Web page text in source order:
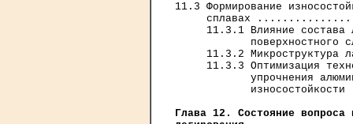
11.3 Формирование
сплавах
11.3.1 Влияние состава
поверхностного
11.3.2 Микроструктура
11.3.3 Оптимизация
упрочнения
износостойкости
Глава 12. Состояние вопроса